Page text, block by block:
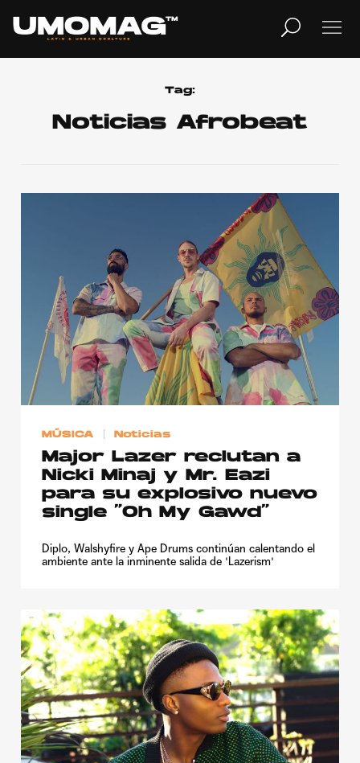
Home
Cover Story
Publicidad
Contacto
Aviso Legal
© 2015-2022 UMOMAG. PROPIEDAD DE UMO agency. TODOS LOS
DERECHOS RESERVADOS.
Tag:
Noticias Afrobeat
MÚSICA Noticias
Major Lazer reclutan a
Nicki Minaj y Mr. Eazi
para su explosivo nuevo
single “Oh My Gawd”
Diplo, Walshyfire y Ape Drums continúan calentando el
ambiente ante la inminente salida de 'Lazerism'